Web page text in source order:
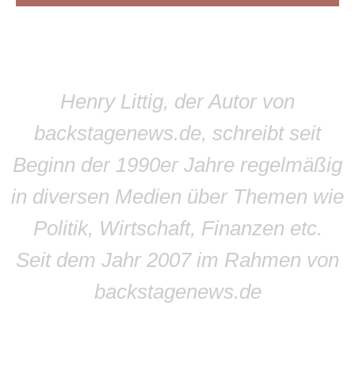
Henry Littig, der Autor von
backstagenews.de, schreibt seit
Beginn der 1990er Jahre regelmäßig
in diversen Medien über Themen wie
Politik, Wirtschaft, Finanzen etc.
Seit dem Jahr 2007 im Rahmen von
backstagenews.de